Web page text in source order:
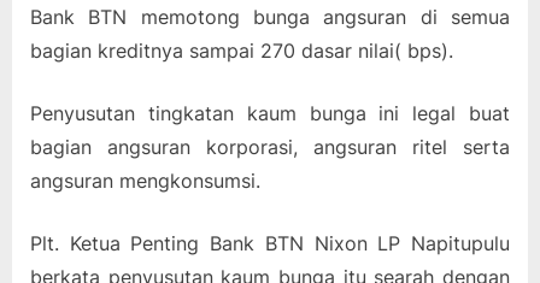
Bank BTN memotong bunga angsuran di semua
bagian kreditnya sampai 270 dasar nilai( bps).
Penyusutan tingkatan kaum bunga ini legal buat
bagian angsuran korporasi, angsuran ritel serta
angsuran mengkonsumsi.
Plt. Ketua Penting Bank BTN Nixon LP Napitupulu
berkata penyusutan kaum bunga itu searah dengan